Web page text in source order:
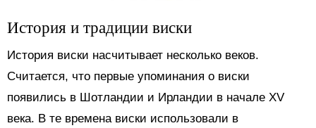
История и традиции виски
История виски насчитывает несколько веков.
Считается, что первые упоминания о виски
появились в Шотландии и Ирландии в начале XV
века. В те времена виски использовали в